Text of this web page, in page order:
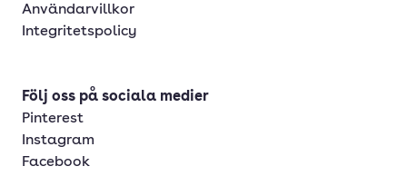
Användarvillkor
Integritetspolicy
Följ oss på sociala medier
Pinterest
Instagram
Facebook